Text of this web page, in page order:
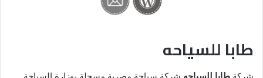
طابا للسياحه